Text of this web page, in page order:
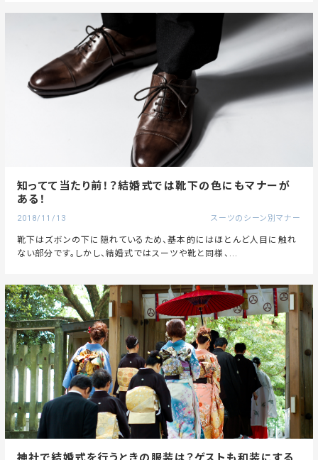
知ってて当たり前！？結婚式では靴下の色にもマナーが
ある！
2018/11/13 スーツのシーン別マナー
靴下はズボンの下に隠れているため、基本的にはほとんど人目に触れ
ない部分です。しかし、結婚式ではスーツや靴と同様、...